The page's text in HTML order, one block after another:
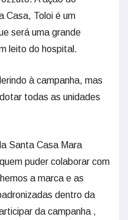
Casa, Toloi é um
será uma grande
leito do hospital.
à campanha, mas
todas as unidades
Santa Casa Mara
puder colaborar com
a marca e as
dentro da
da campanha ,